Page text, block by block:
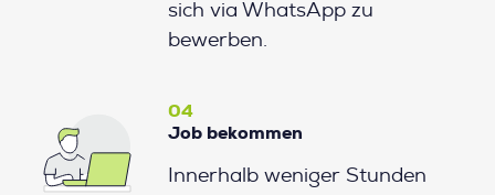
sich via WhatsApp zu
bewerben.
04
Job bekommen
Innerhalb weniger Stunden